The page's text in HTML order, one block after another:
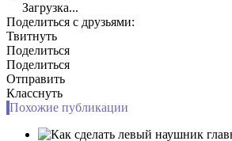
Загрузка...
Поделиться с друзьями:
Твитнуть
Поделиться
Поделиться
Отправить
Класснуть
Похожие публикации